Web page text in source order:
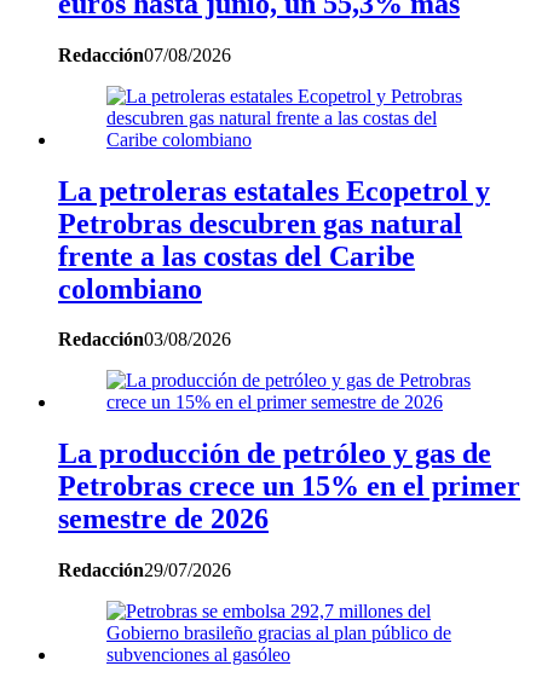
Redacción07/08/2026
La petroleras estatales Ecopetrol y
Petrobras descubren gas natural
frente a las costas del Caribe
colombiano
Redacción03/08/2026
La producción de petróleo y gas de
Petrobras crece un 15% en el primer
semestre de 2026
Redacción29/07/2026